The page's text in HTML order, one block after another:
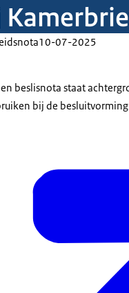
10-07-2025
beslisnota staat
bij de